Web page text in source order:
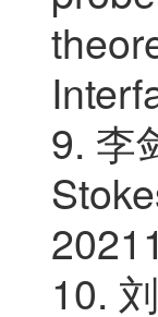
9. 李
10.